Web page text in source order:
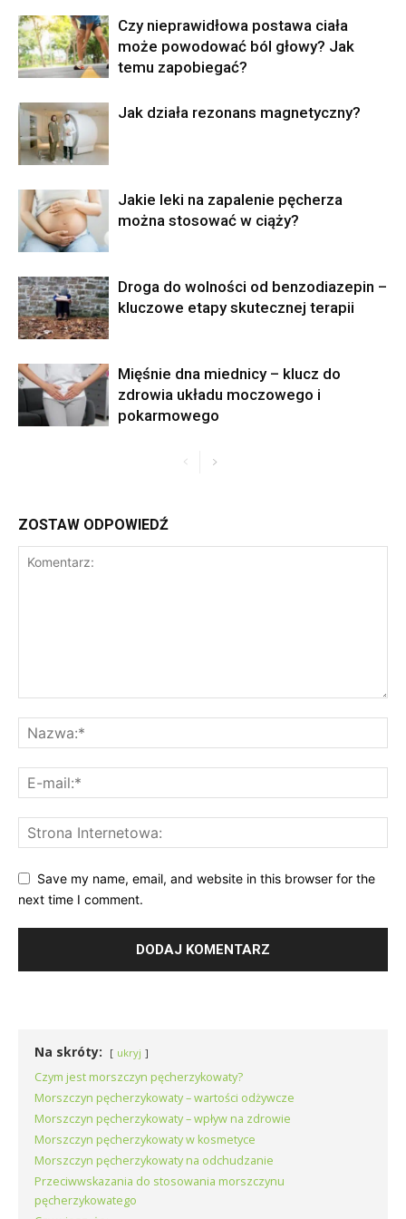
Czy nieprawidłowa postawa ciała
może powodować ból głowy? Jak
temu zapobiegać?
Jak działa rezonans magnetyczny?
Jakie leki na zapalenie pęcherza
można stosować w ciąży?
Droga do wolności od benzodiazepin –
kluczowe etapy skutecznej terapii
Mięśnie dna miednicy – klucz do
zdrowia układu moczowego i
pokarmowego
ZOSTAW ODPOWIEDŹ
Save my name, email, and website in this browser for the
next time I comment.
Na skróty: ukryj
Czym jest morszczyn pęcherzykowaty?
Morszczyn pęcherzykowaty – wartości odżywcze
Morszczyn pęcherzykowaty – wpływ na zdrowie
Morszczyn pęcherzykowaty w kosmetyce
Morszczyn pęcherzykowaty na odchudzanie
Przeciwwskazania do stosowania morszczynu
pęcherzykowatego